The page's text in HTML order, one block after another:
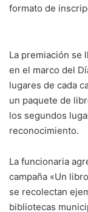
formato de
La premiación se
en el marco del
lugares de cada
un paquete de
los segundos
reconocimiento.
La funcionaria
campaña «Un
se recolectan
bibliotecas